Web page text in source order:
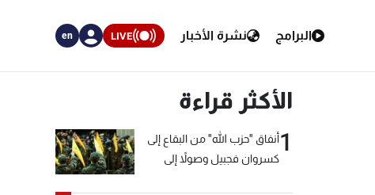
البرامج نشرة الأخبار LIVE
en
الأكثر قراءة
1أنفاق "حزب الله" من البقاع إلى
كسروان فجبيل وصولاً إلى